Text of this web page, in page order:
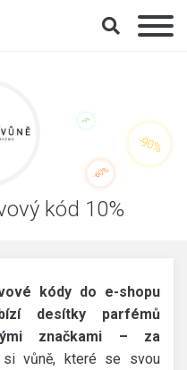
kód 10%
kódy do e-shopu
desítky parfémů
značkami – za
si vůně, které se svou